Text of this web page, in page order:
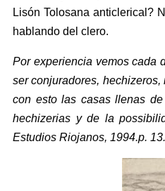
Lisón Tolosana anticlerical?
hablando del clero.
Por experiencia vemos cada
ser conjuradores,
con esto las casas llenas
hechizerias y de la
Estudios Riojanos, 1994.p.